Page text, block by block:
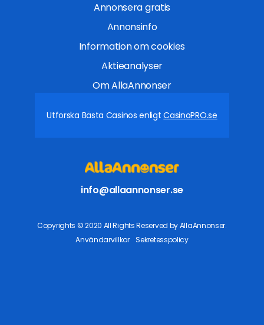
Annonsera gratis
Annonsinfo
Information om cookies
Aktieanalyser
Om AllaAnnonser
Utforska Bästa Casinos enligtCasinoPRO.se
info@allaannonser.se
Copyrights © 2020 All Rights Reserved by AllaAnnonser.
Användarvillkor
Sekretesspolicy